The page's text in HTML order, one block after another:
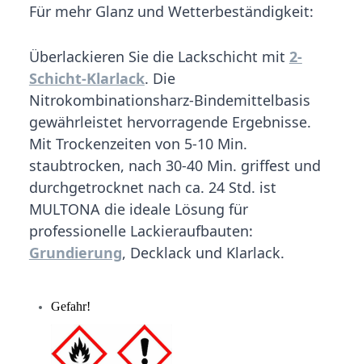
Für mehr Glanz und Wetterbeständigkeit:
Überlackieren Sie die Lackschicht mit 2-
Schicht-Klarlack. Die
Nitrokombinationsharz-Bindemittelbasis
gewährleistet hervorragende Ergebnisse.
Mit Trockenzeiten von 5-10 Min.
staubtrocken, nach 30-40 Min. griffest und
durchgetrocknet nach ca. 24 Std. ist
MULTONA die ideale Lösung für
professionelle Lackieraufbauten:
Grundierung, Decklack und Klarlack.
Gefahr!